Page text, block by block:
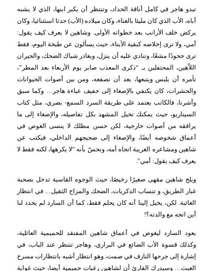
تبدو هاجر في كامل أناقة الحداد، وتنتظر أن يكبر ابنها، الذي لا يشبه
أباه، الأب الذي كان مليئا بالغناء، وكان ميلاده (الأب) حدثا استثنائيا، وكان
يركض خلف الأرانب بعد خطواته الأولى. وشاهين لا يعرف كيف يقول:
أمي، ولا ترى إخلاصه كبقية الأبناء، حيث يسألون عن طبخة اليوم، فقط
ترى جحودًا مشعًا، وتنادي عليه أن ينزل، ويغادر شباك الضحك، والجيران
اللاّهين، المحتفلين بـ “ذكرى المعذب صابر يوم الأربعاء بعد المطر”،
تأمره أن يلبس ويتبعها، بعد أن تصفعه، ومن بين أصوات الحيوانات
والحشرات، كان يكتفي بالإصغاء إلى حفيف عباءة هاجر… وكما سبق
وأشرنا، فالكاتب يعتمد على طريقة السرد السمع- بصري، مثل كتاب
السيناريو، حيث يمكنك تخيل المشهد بكل تفاصيله، والإصغاء إلى ما
يرافقه من أصوات خارجية، لكن حسن مطلك لا ينسى الغوص في
أعماق شخوصه أيضًا، والإصغاء إلى ضجيجهم الداخلي، فيكتب عن
شاهين ومشاعره الغريبة اتجاه أمه، ونحسّ بأنه “لا يكرهها، لكنه فقط لا
يعرف كيف يقول: أمي”.
ويلج شاهين مقهى صغيرًا رخيصًا، حيث الوجوه القاسية تدخل بصحبة
غبار الطريق، و تنساب الذكريات، الضحك والمزاح الثقيل… في انتظار
الغائبة. لكن، يخيل إلينا أنه كان يحلم فقط، كما أن السارد لم يحدد لنا
أين اتجه مع والدته؟!
يعود السارد ليغوص في أعماق شاهين المفتقد للحميمية العائلية،
وكذلك قسوة الأب الضائع في البراري، وهاجر تنتظر عند الباب، في
إشارة إلى جرحها النازف في صمت، وهو انتظار أشبه بانتظارات مسرح
العبث… وسيدرك القارئ أن لشاهين رغبات حميمية أيضا، حيث غواية